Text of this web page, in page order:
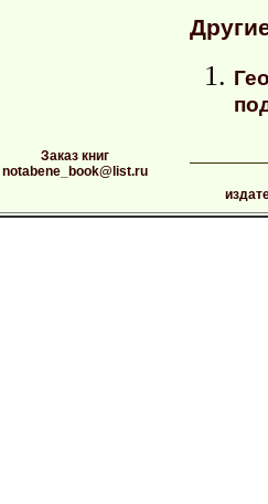
Заказ книг
notabene_book@list.ru